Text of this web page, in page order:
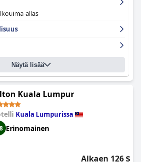
allas
Näytä lisää
Kuala Lumpur
Kuala Lumpurissa
Erinomainen
Alkaen 126 $